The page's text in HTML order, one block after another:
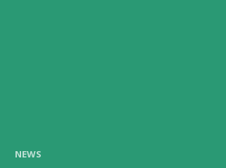
NEWS